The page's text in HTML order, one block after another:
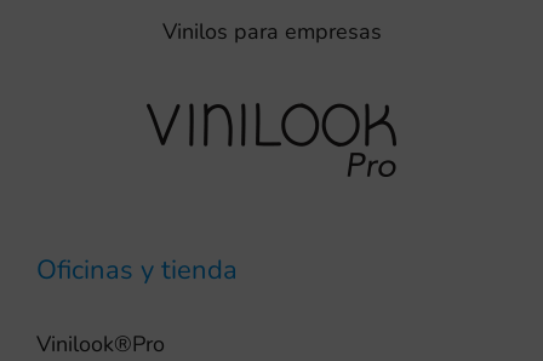
Vinilos para empresas
Oficinas y tienda
Vinilook®Pro